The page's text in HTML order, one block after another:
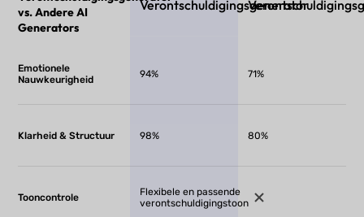
vs. Andere AI
Generators
Verontschuldigingsgenerator
Emotionele
Nauwkeurigheid
94% 71%
Klarheid & Structuur 98% 80%
Tooncontrole
Flexibele en passende
verontschuldigingstoon